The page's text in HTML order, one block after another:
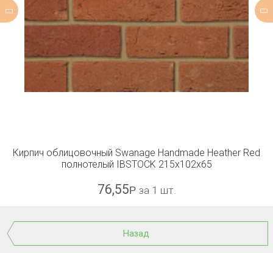
Кирпич облицовочный Swanage Handmade Heather Red
полнотелый IBSTOCK 215x102x65
76,55Р за 1 шт.
Назад